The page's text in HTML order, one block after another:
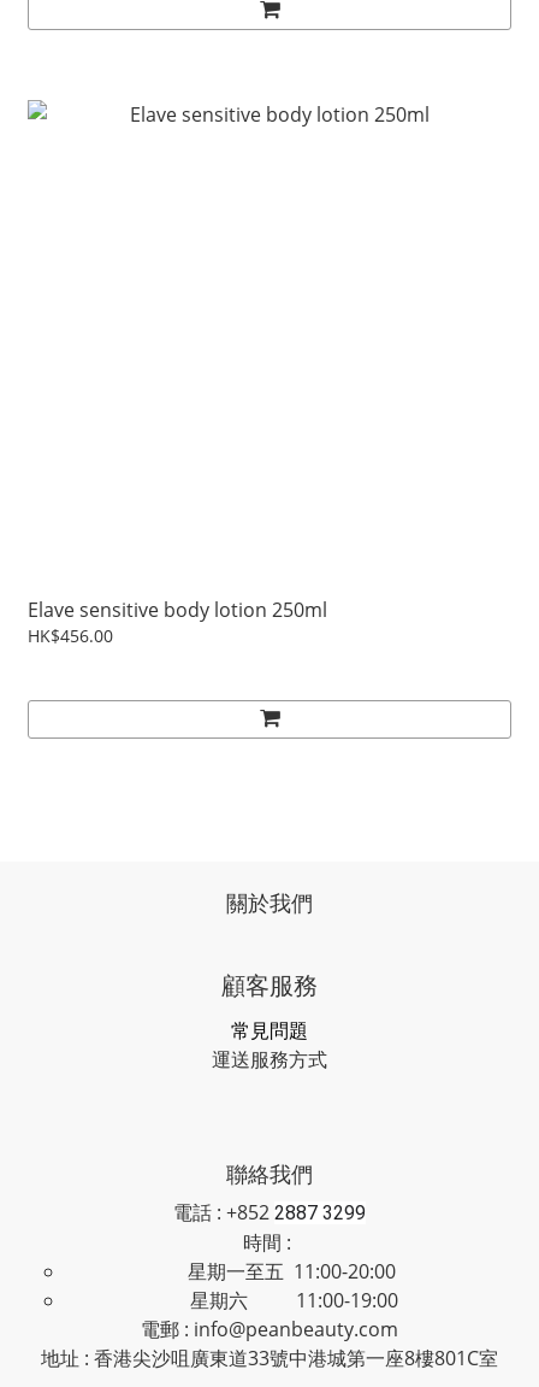
Elave sensitive body lotion 250ml
HK$456.00
關於我們
顧客服務
常見問題
運送服務方式
聯絡我們
電話 : +852 2887 3299
時間 :
星期一至五 11:00-20:00
星期六 11:00-19:00
電郵 : info@peanbeauty.com
地址 : 香港尖沙咀廣東道33號中港城第一座8樓801C室